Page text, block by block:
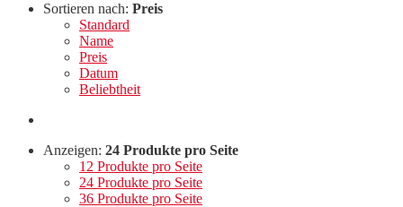
Sortieren nach: Preis
Standard
Name
Preis
Datum
Beliebtheit
Anzeigen: 24 Produkte pro Seite
12 Produkte pro Seite
24 Produkte pro Seite
36 Produkte pro Seite